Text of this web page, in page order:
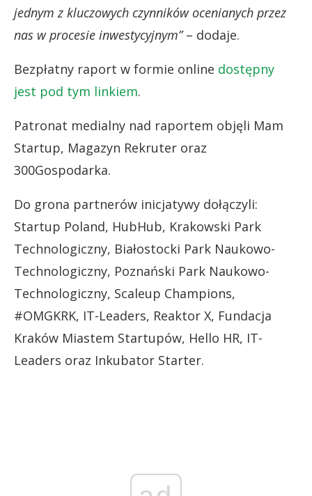
jednym z kluczowych czynników ocenianych przez
nas w procesie inwestycyjnym”– dodaje.
Bezpłatny raport w formie online dostępny
jest pod tym linkiem.
Patronat medialny nad raportem objęli Mam
Startup, Magazyn Rekruter oraz
300Gospodarka.
Do grona partnerów inicjatywy dołączyli:
Startup Poland, HubHub, Krakowski Park
Technologiczny, Białostocki Park Naukowo-
Technologiczny, Poznański Park Naukowo-
Technologiczny, Scaleup Champions,
#OMGKRK, IT-Leaders, Reaktor X, Fundacja
Kraków Miastem Startupów, Hello HR, IT-
Leaders oraz Inkubator Starter.